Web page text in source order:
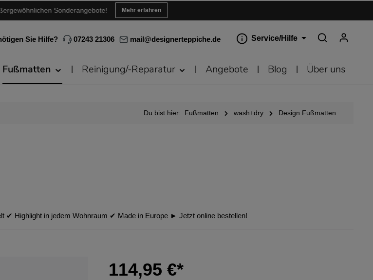
Sonderangebote! Mehr erfahren
Sie Hilfe? 07243 21306 mail@designerteppiche.de Service/Hilfe
Fußmatten Reinigung/-Reparatur Angebote Blog Über uns
Du bist hier: Fußmatten wash+dry Design Fußmatten
✔︎ Highlight in jedem Wohnraum ✔︎ Made in Europe ► Jetzt online bestellen!
114,95 €*